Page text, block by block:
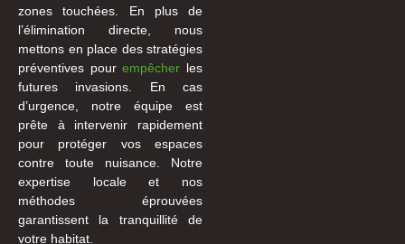
zones touchées. En plus de
l’élimination directe, nous
mettons en place des stratégies
préventives pourempêcher les
futures invasions. En cas
d’urgence, notre équipe est
prête à intervenir rapidement
pour protéger vos espaces
contre toute nuisance. Notre
expertise locale et nos
méthodes éprouvées
garantissent la tranquillité de
votre habitat.